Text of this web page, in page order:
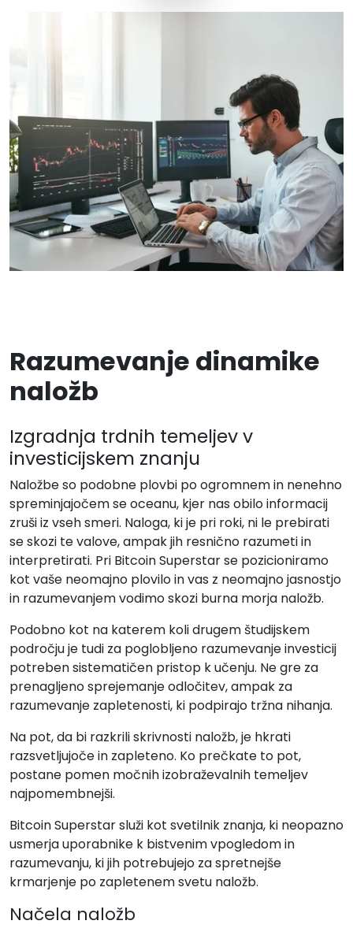
Razumevanje dinamike
naložb
Izgradnja trdnih temeljev v
investicijskem znanju
Naložbe so podobne plovbi po ogromnem in nenehno
spreminjajočem se oceanu, kjer nas obilo informacij
zruši iz vseh smeri. Naloga, ki je pri roki, ni le prebirati
se skozi te valove, ampak jih resnično razumeti in
interpretirati. Pri Bitcoin Superstar se pozicioniramo
kot vaše neomajno plovilo in vas z neomajno jasnostjo
in razumevanjem vodimo skozi burna morja naložb.
Podobno kot na katerem koli drugem študijskem
področju je tudi za poglobljeno razumevanje investicij
potreben sistematičen pristop k učenju. Ne gre za
prenagljeno sprejemanje odločitev, ampak za
razumevanje zapletenosti, ki podpirajo tržna nihanja.
Na pot, da bi razkrili skrivnosti naložb, je hkrati
razsvetljujoče in zapleteno. Ko prečkate to pot,
postane pomen močnih izobraževalnih temeljev
najpomembnejši.
Bitcoin Superstar služi kot svetilnik znanja, ki neopazno
usmerja uporabnike k bistvenim vpogledom in
razumevanju, ki jih potrebujejo za spretnejše
krmarjenje po zapletenem svetu naložb.
Načela naložb